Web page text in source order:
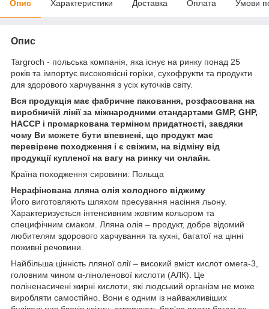
Опис Характеристики Доставка Оплата Умови
Опис
Targroch - польська компанія, яка існує на ринку понад 25
років та імпортує високоякісні горіхи, сухофрукти та продукти
для здорового харчування з усіх куточків світу.
Вся продукція має фабричне паковання, розфасована на
виробничій лінії за міжнародними стандартами GMP, GHP,
HACCP і промаркована терміном придатності, завдяки
чому Ви можете бути впевнені, що продукт має
перевірене походження і є свіжим, на відміну від
продукції купленої на вагу на ринку чи онлайн.
Країна походження сировини: Польща
Нерафінована лляна олія холодного віджиму
Його виготовляють шляхом пресування насіння льону.
Характеризується інтенсивним жовтим кольором та
специфічним смаком. Лляна олія – продукт, добре відомий
любителям здорового харчування та кухні, багатої на цінні
поживні речовини.
Найбільша цінність лляної олії – високий вміст кислот омега-3,
головним чином α-ліноленової кислоти (АЛК). Це
поліненасичені жирні кислоти, які людський організм не може
виробляти самостійно. Вони є одним із найважливіших